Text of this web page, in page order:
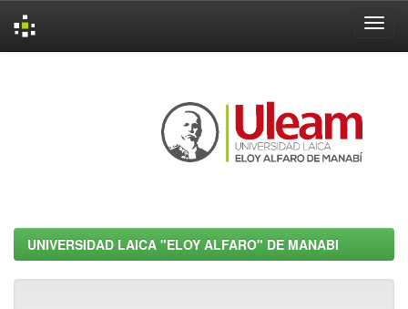
UNIVERSIDAD LAICA "ELOY ALFARO" DE MANABI